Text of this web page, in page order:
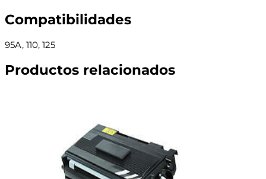
Compatibilidades
95A, 110, 125
Productos relacionados